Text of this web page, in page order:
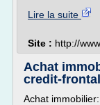
Lire la suite
Site : http://
Achat
credit-
Achat